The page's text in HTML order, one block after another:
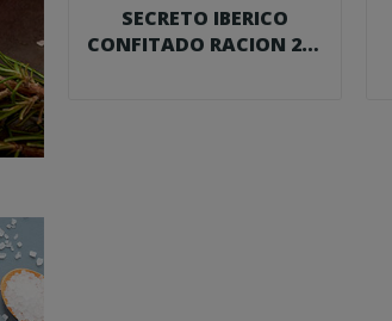
SECRETO IBERICO
CONFITADO RACION 235